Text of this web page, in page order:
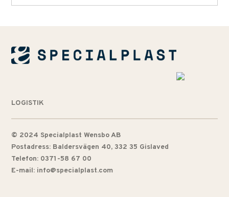
LOGISTIK
© 2024 Specialplast Wensbo AB
Postadress: Baldersvägen 40, 332 35 Gislaved
Telefon: 0371-58 67 00
E-mail: info@specialplast.com